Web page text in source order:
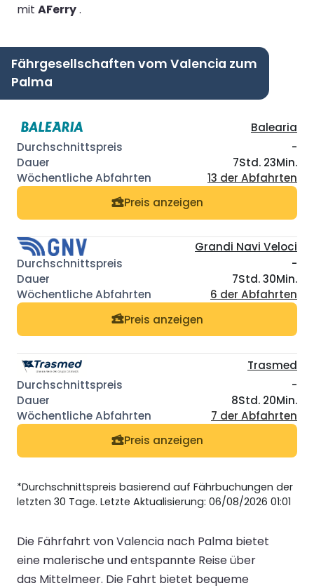
mit AFerry.
Fährgesellschaften vom Valencia zum
Palma
Balearia
-
7Std. 23Min.
13 der Abfahrten
Preis anzeigen
Grandi Navi Veloci
-
7Std. 30Min.
6 der Abfahrten
Preis anzeigen
Trasmed
-
8Std. 20Min.
7 der Abfahrten
Preis anzeigen
*Durchschnittspreis basierend auf Fährbuchungen der
letzten 30 Tage. Letzte Aktualisierung: 06/08/2026 01:01
Die Fährfahrt von Valencia nach Palma bietet
eine malerische und entspannte Reise über
das Mittelmeer. Die Fahrt bietet bequeme